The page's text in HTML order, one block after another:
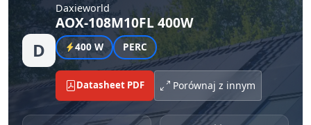
D
Daxieworld
AOX-108M10FL 400W
400 W PERC
Datasheet PDF Porównaj z innym